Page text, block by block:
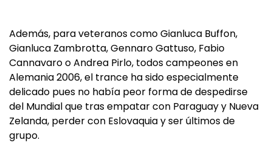
Además, para veteranos como Gianluca Buffon,
Gianluca Zambrotta, Gennaro Gattuso, Fabio
Cannavaro o Andrea Pirlo, todos campeones en
Alemania 2006, el trance ha sido especialmente
delicado pues no había peor forma de despedirse
del Mundial que tras empatar con Paraguay y Nueva
Zelanda, perder con Eslovaquia y ser últimos de
grupo.